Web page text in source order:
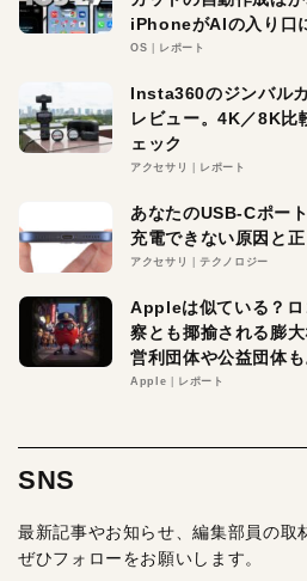
iPhoneがAIの入り口
OS レポート
Insta360のジンバル
レビュー。4K／8K比
ェック
アクセサリ レポート
あなたのUSB-Cポー
充電できない原因と
アクセサリ テクノロジー
Appleは似ている？
察とも揶揄される膨
営利団体や公益団体
る理由とは
Apple レポート
SNS
最新記事やお知らせ、編集部員の取
ぜひフォローをお願いします。